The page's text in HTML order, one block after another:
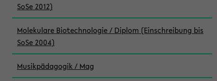
SoSe 2012)
Molekulare Biotechnologie / Diplom (Einschreibung bis
SoSe 2004)
Musikpädagogik / Mag